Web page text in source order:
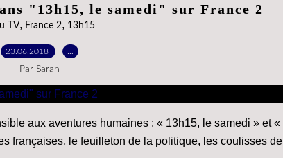
"13h15, le samedi" sur France 2
TV, France 2, 13h15
23.06.2018
Par Sarah
aux aventures humaines : « 13h15, le samedi » et «
françaises, le feuilleton de la politique, les coulisses de